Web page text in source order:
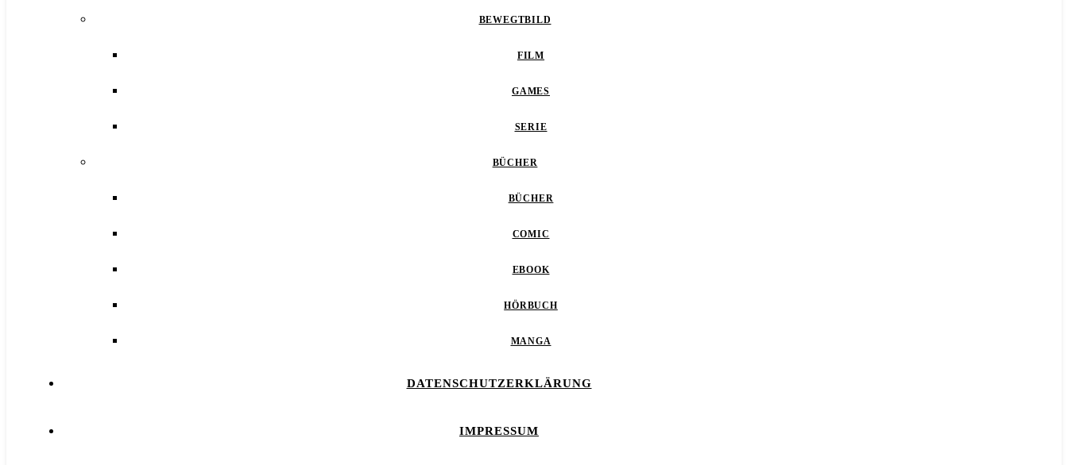
BEWEGTBILD
FILM
GAMES
SERIE
BÜCHER
BÜCHER
COMIC
EBOOK
HÖRBUCH
MANGA
DATENSCHUTZERKLÄRUNG
IMPRESSUM